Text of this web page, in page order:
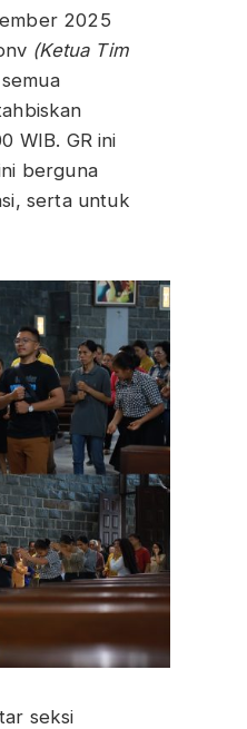
2025
(Ketua Tim
WIB. GR ini
berguna
serta untuk
seksi